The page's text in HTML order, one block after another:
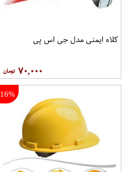
کلاه ایمنی مدل جی اس پی
۷۰,۰۰۰
16%